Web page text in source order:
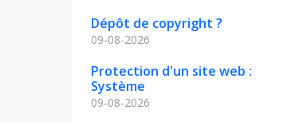
Dépôt de copyright ?
09-08-2026
Protection d'un site web :
Système
09-08-2026